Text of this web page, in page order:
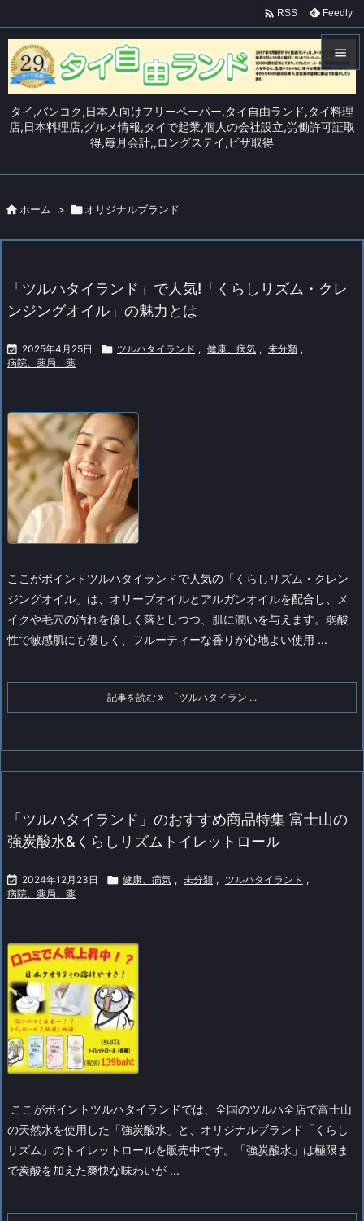
タイ,バンコク,日本人向けフリーペーパー,タイ自由ランド,タイ料理
店,日本料理店,グルメ情報,タイで起業,個人の会社設立,労働許可証取
得,毎月会計,,ロングステイ,ビザ取得

メニュ


 RSS Feedly
 ホーム > オリジナルブランド
「ツルハタイランド」で人気!「くらしリズム・クレ
ンジングオイル」の魅力とは
 2025年4月25日  ツルハタイランド , 健康、病気 , 未分類 ,
病院、薬局、薬
ここがポイント ツルハタイランドで人気の「くらしリズム・クレン
ジングオイル」は、オリーブオイルとアルガンオイルを配合し、メ
イクや毛穴の汚れを優しく落としつつ、肌に潤いを与えます。弱酸
性で敏感肌にも優しく、フルーティーな香りが心地よい使用 ...
記事を読む 「ツルハタイラン ...
「ツルハタイランド」のおすすめ商品特集 富士山の
強炭酸水&くらしリズムトイレットロール
 2024年12月23日  健康、病気 , 未分類 , ツルハタイランド ,
病院、薬局、薬
ここがポイント ツルハタイランドでは、全国のツルハ全店で富士山
の天然水を使用した「強炭酸水」と、オリジナルブランド「くらし
リズム」のトイレットロールを販売中です。「強炭酸水」は極限ま
で炭酸を加えた爽快な味わいが ...